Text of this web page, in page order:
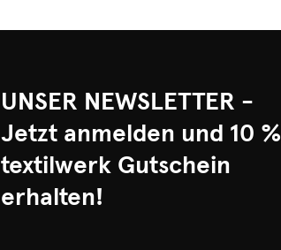
UNSER NEWSLETTER -
Jetzt anmelden und 10 %
textilwerk Gutschein
erhalten!